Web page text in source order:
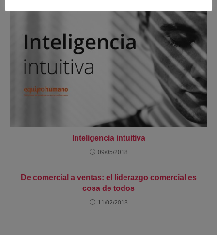
Inteligencia intuitiva
09/05/2018
De comercial a ventas: el liderazgo comercial es
cosa de todos
11/02/2013